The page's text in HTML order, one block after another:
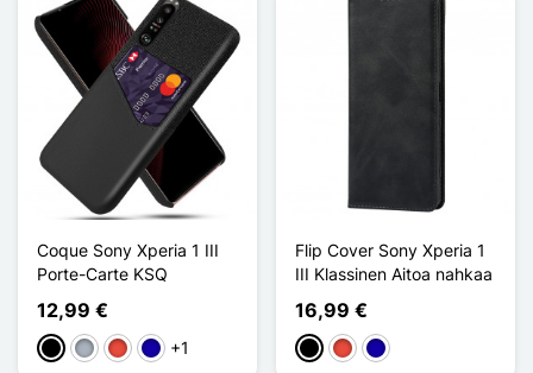
Coque Sony Xperia 1 III
Porte-Carte KSQ
12,99 €
MustaHarmaaPunainenBleu Foncé
+1
Flip Cover Sony Xperia 1
III Klassinen Aitoa nahkaa
16,99 €
MustaPunainenBleu Foncé